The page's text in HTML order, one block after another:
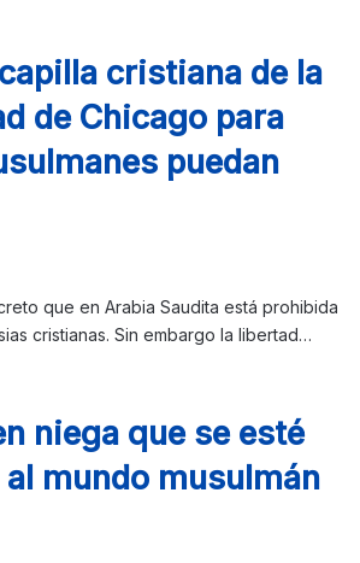
cristiana de la
de Chicago para
puedan
que en Arabia Saudita está prohibida
cristianas. Sin embargo la libertad…
niega que se esté
mundo musulmán